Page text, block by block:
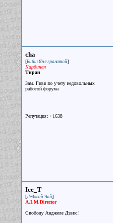
cha
[БибизЯн с гранатой]
Кардинал
Тиран
Зам. Гиви по учету недовольных
работой форума
Репутация: +1638
Ice_T
[Ледяной Чай]
A.I.M.Director
Свободу Анджеле Дэвис!